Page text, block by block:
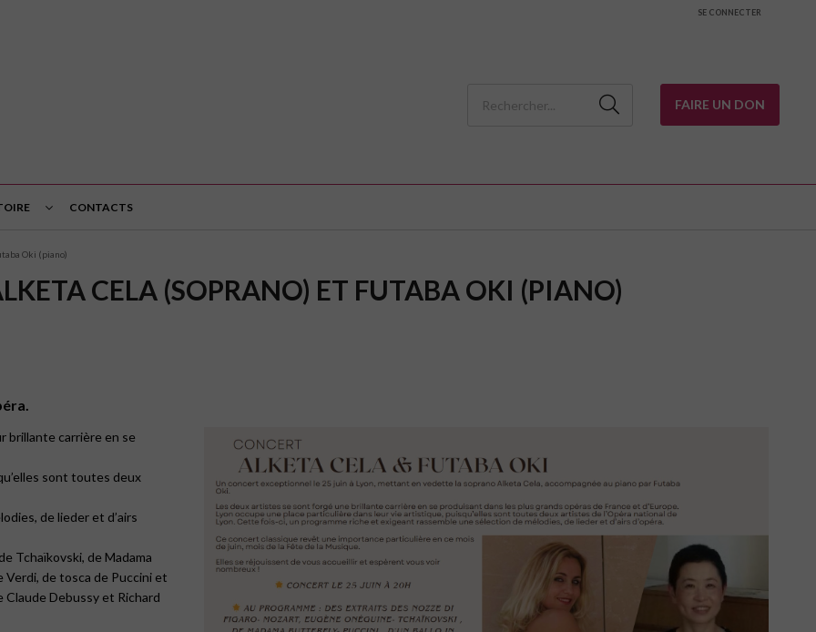
SE CONNECTER
FAIRE UN DON
CONTACTS
Oki (piano)
CELA (SOPRANO) ET FUTABA OKI (PIANO)
brillante carrière en se
sont toutes deux
de lieder et d’airs
Tchaïkovski, de Madama
Verdi, de tosca de Puccini et
Claude Debussy et Richard